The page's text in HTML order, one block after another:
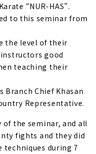
“NUR-HAS”.
to this seminar from
the level of their
good
teaching their
Branch Chief Khasan
Representative.
of the seminar, and all
fights and they did
during 7